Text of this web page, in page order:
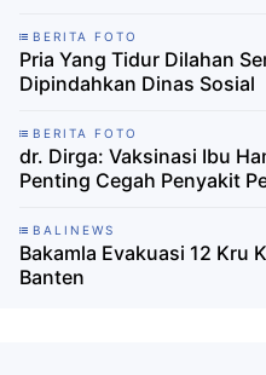
BERITA FOTO
Pria Yang Tidur Dilahan
Dipindahkan Dinas Sosial
BERITA FOTO
dr. Dirga: Vaksinasi Ibu
Penting Cegah Penyakit
BALINEWS
Bakamla Evakuasi 12 Kru
Banten